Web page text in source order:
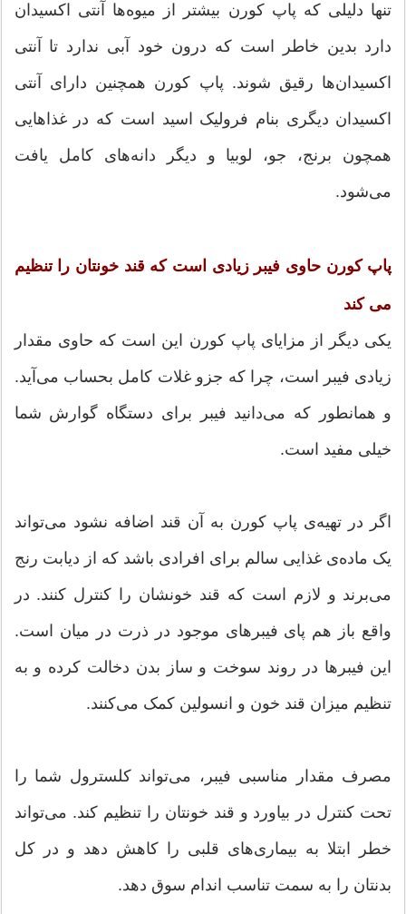
تنها دلیلی که پاپ کورن بیشتر از میوه‌ها آنتی اکسیدان
دارد بدین خاطر است که درون خود آبی ندارد تا آنتی
اکسیدان‌ها رقیق شوند. پاپ کورن همچنین دارای آنتی
اکسیدان دیگری بنام فرولیک اسید است که در غذاهایی
همچون برنج، جو، لوبیا و دیگر دانه‌های کامل یافت
می‌شود.
پاپ کورن حاوی فیبر زیادی است که قند خونتان را تنظیم
می کند
یکی دیگر از مزایای پاپ کورن این است که حاوی مقدار
زیادی فیبر است، چرا که جزو غلات کامل بحساب می‌آید.
و همانطور که می‌دانید فیبر برای دستگاه گوارش شما
خیلی مفید است.
اگر در تهیه‌ی پاپ کورن به آن قند اضافه نشود می‌تواند
یک ماده‌ی غذایی سالم برای افرادی باشد که از دیابت رنج
می‌برند و لازم است که قند خونشان را کنترل کنند. در
واقع باز هم پای فیبرهای موجود در ذرت در میان است.
این فیبرها در روند سوخت و ساز بدن دخالت کرده و به
تنظیم میزان قند خون و انسولین کمک می‌کنند.
مصرف مقدار مناسبی فیبر، می‌تواند کلسترول شما را
تحت کنترل در بیاورد و قند خونتان را تنظیم کند. می‌تواند
خطر ابتلا به بیماری‌های قلبی را کاهش دهد و در کل
بدنتان را به سمت تناسب اندام سوق دهد.